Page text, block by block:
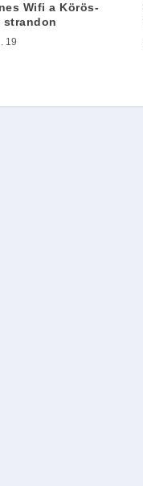
Wifi a Körös-
19